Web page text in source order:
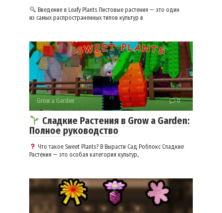
Введение в Leafy Plants Листовые растения — это один
из самых распространенных типов культур в
Grow a Garden 0
Сладкие Растения в Grow a Garden:
Полное руководство
Что такое Sweet Plants? В Вырасти Сад Роблокс Сладкие
Растения — это особая категория культур,